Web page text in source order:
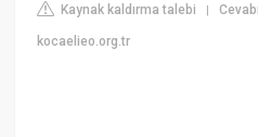
Kaynak kaldırma talebi |
kocaelieo.org.tr